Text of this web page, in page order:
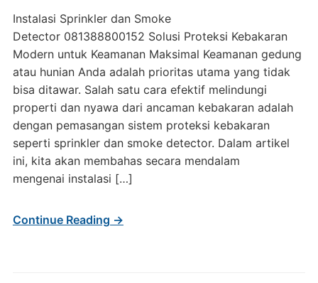
Instalasi Sprinkler dan Smoke
Detector 081388800152 Solusi Proteksi Kebakaran
Modern untuk Keamanan Maksimal Keamanan gedung
atau hunian Anda adalah prioritas utama yang tidak
bisa ditawar. Salah satu cara efektif melindungi
properti dan nyawa dari ancaman kebakaran adalah
dengan pemasangan sistem proteksi kebakaran
seperti sprinkler dan smoke detector. Dalam artikel
ini, kita akan membahas secara mendalam
mengenai instalasi […]
Continue Reading →